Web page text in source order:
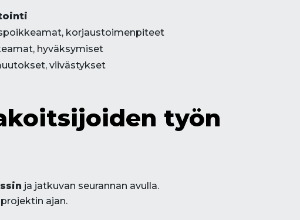
korjaustoimenpiteet
hyväksymiset
viivästykset
työn
ja jatkuvan seurannan avulla.
ajan.